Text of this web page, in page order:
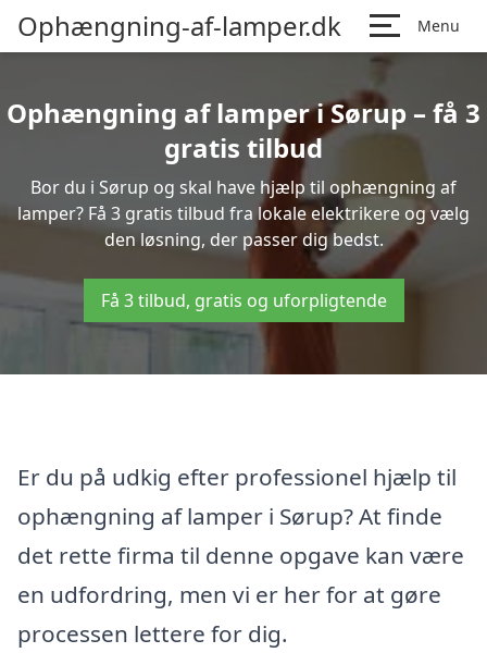
Ophængning-af-lamper.dk Menu
Ophængning af lamper i Sørup – få 3
gratis tilbud
Bor du i Sørup og skal have hjælp til ophængning af
lamper? Få 3 gratis tilbud fra lokale elektrikere og vælg
den løsning, der passer dig bedst.
Få 3 tilbud, gratis og uforpligtende
Er du på udkig efter professionel hjælp til
ophængning af lamper i Sørup? At finde
det rette firma til denne opgave kan være
en udfordring, men vi er her for at gøre
processen lettere for dig.